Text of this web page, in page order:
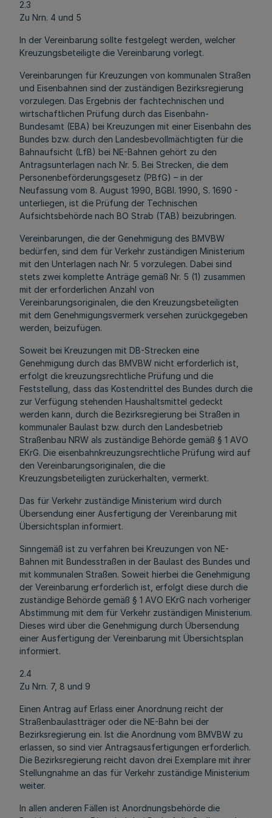
2.3
Zu Nrn. 4 und 5
In der Vereinbarung sollte festgelegt werden, welcher
Kreuzungsbeteiligte die Vereinbarung vorlegt.
Vereinbarungen für Kreuzungen von kommunalen Straßen
und Eisenbahnen sind der zuständigen Bezirksregierung
vorzulegen. Das Ergebnis der fachtechnischen und
wirtschaftlichen Prüfung durch das Eisenbahn-
Bundesamt (EBA) bei Kreuzungen mit einer Eisenbahn des
Bundes bzw. durch den Landesbevollmächtigten für die
Bahnaufsicht (LfB) bei NE-Bahnen gehört zu den
Antragsunterlagen nach Nr. 5. Bei Strecken, die dem
Personenbeförderungsgesetz (PBfG) – in der
Neufassung vom 8. August 1990, BGBl. 1990, S. 1690 -
unterliegen, ist die Prüfung der Technischen
Aufsichtsbehörde nach BO Strab (TAB) beizubringen.
Vereinbarungen, die der Genehmigung des BMVBW
bedürfen, sind dem für Verkehr zuständigen Ministerium
mit den Unterlagen nach Nr. 5 vorzulegen. Dabei sind
stets zwei komplette Anträge gemäß Nr. 5 (1) zusammen
mit der erforderlichen Anzahl von
Vereinbarungsoriginalen, die den Kreuzungsbeteiligten
mit dem Genehmigungsvermerk versehen zurückgegeben
werden, beizufügen.
Soweit bei Kreuzungen mit DB-Strecken eine
Genehmigung durch das BMVBW nicht erforderlich ist,
erfolgt die kreuzungsrechtliche Prüfung und die
Feststellung, dass das Kostendrittel des Bundes durch die
zur Verfügung stehenden Haushaltsmittel gedeckt
werden kann, durch die Bezirksregierung bei Straßen in
kommunaler Baulast bzw. durch den Landesbetrieb
Straßenbau NRW als zuständige Behörde gemäß § 1 AVO
EKrG. Die eisenbahnkreuzungsrechtliche Prüfung wird auf
den Vereinbarungsoriginalen, die die
Kreuzungsbeteiligten zurückerhalten, vermerkt.
Das für Verkehr zuständige Ministerium wird durch
Übersendung einer Ausfertigung der Vereinbarung mit
Übersichtsplan informiert.
Sinngemäß ist zu verfahren bei Kreuzungen von NE-
Bahnen mit Bundesstraßen in der Baulast des Bundes und
mit kommunalen Straßen. Soweit hierbei die Genehmigung
der Vereinbarung erforderlich ist, erfolgt diese durch die
zuständige Behörde gemäß § 1 AVO EKrG nach vorheriger
Abstimmung mit dem für Verkehr zuständigen Ministerium.
Dieses wird über die Genehmigung durch Übersendung
einer Ausfertigung der Vereinbarung mit Übersichtsplan
informiert.
2.4
Zu Nrn. 7, 8 und 9
Einen Antrag auf Erlass einer Anordnung reicht der
Straßenbaulastträger oder die NE-Bahn bei der
Bezirksregierung ein. Ist die Anordnung vom BMVBW zu
erlassen, so sind vier Antragsausfertigungen erforderlich.
Die Bezirksregierung reicht davon drei Exemplare mit ihrer
Stellungnahme an das für Verkehr zuständige Ministerium
weiter.
In allen anderen Fällen ist Anordnungsbehörde die